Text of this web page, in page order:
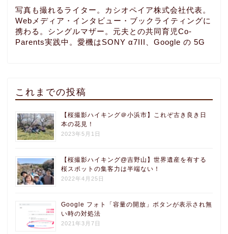
写真も撮れるライター。カシオペイア株式会社代表。
Webメディア・インタビュー・ブックライティングに
携わる。シングルマザー。元夫との共同育児Co-
Parents実践中。愛機はSONY α7III、Google の 5G
これまでの投稿
【桜撮影ハイキング＠小浜市】これぞ古き良き日
本の花見！
2023年5月1日
【桜撮影ハイキング@吉野山】世界遺産を有する
桜スポットの集客力は半端ない！
2022年4月25日
Google フォト「容量の開放」ボタンが表示され無
い時の対処法
2021年3月7日